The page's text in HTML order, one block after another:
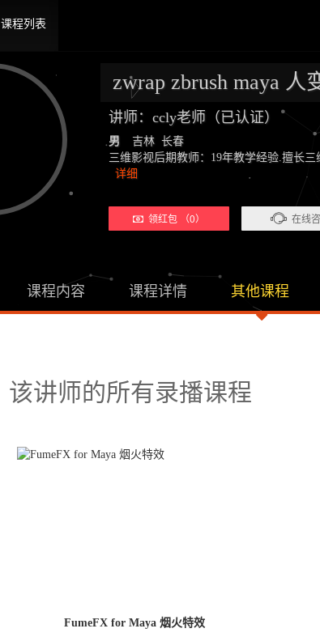
课程列表
zwrap zbrush maya 人
讲师：ccly老师（已认证）
男
吉林 长春
三维影视后期教师：19年教学经验.擅长三
详细
领红包 （0） 在线
课程内容 课程详情 其他课程
该讲师的所有录播课程
FumeFX for Maya 烟火特效